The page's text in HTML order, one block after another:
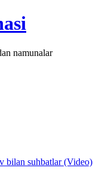
namunalar
suhbatlar (Video)